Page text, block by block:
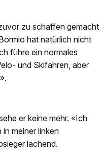
zu schaffen gemacht
hat natürlich nicht
führe ein normales
und Skifahren, aber
er keine mehr. «Ich
meiner linken
lachend.